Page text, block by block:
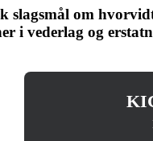
slagsmål om
i vederlag og